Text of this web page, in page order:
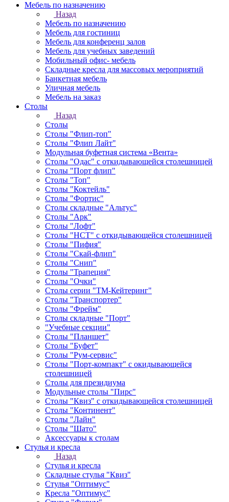
Мебель по назначению
Назад
Мебель по назначению
Мебель для гостиниц
Мебель для конференц залов
Мебель для учебных заведений
Мобильный офис- мебель
Складные кресла для массовых мероприятий
Банкетная мебель
Уличная мебель
Мебель на заказ
Столы
Назад
Столы
Столы "Флип-топ"
Столы "Флип Лайт"
Модульная буфетная система «Вента»
Столы "Одас" с откидывающейся столешницей
Столы "Порт флип"
Столы "Топ"
Столы "Коктейль"
Столы "Фортис"
Столы складные "Альтус"
Столы "Арк"
Столы "Лофт"
Столы "НСТ" с откидывающейся столешницей
Столы "Пифия"
Столы "Скай-флип"
Столы "Снип"
Столы "Трапеция"
Столы "Очки"
Столы серии "ТМ-Кейтеринг"
Столы "Транспортер"
Столы "Фрейм"
Столы складные "Порт"
"Учебные секции"
Столы "Планшет"
Столы "Буфет"
Столы "Рум-сервис"
Столы "Порт-компакт" с окидывающейся
столешницей
Столы для президиума
Модульные столы "Пирс"
Столы "Квиз" с откидывающейся столешницей
Столы "Континент"
Столы "Лайн"
Столы "Шато"
Аксессуары к столам
Стулья и кресла
Назад
Стулья и кресла
Складные стулья "Квиз"
Стулья "Оптимус"
Кресла "Оптимус"